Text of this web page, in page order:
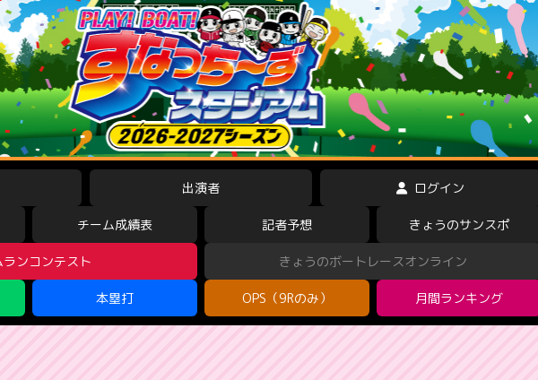
出演者 ログイン
チーム成績表 記者予想 きょうのサンスポ
ンコンテスト きょうのボートレースオンライン
本塁打 OPS（9Rのみ） 月間ランキング